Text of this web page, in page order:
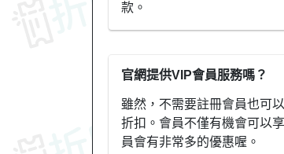
款。
官網提供VIP會員服務嗎？
雖然，不需要註冊會員也可
折扣。會員不僅有機會可以
員會有非常多的優惠喔。